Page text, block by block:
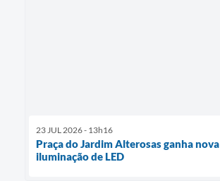
23 JUL 2026 - 13h16
Praça do Jardim Alterosas ganha nova
iluminação de LED